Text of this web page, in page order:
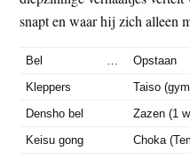
snapt en waar hij zich alleen
Bel …
Opstaan
Kleppers
Taiso
Densho bel
Zazen (1
Keisu gong
Choka